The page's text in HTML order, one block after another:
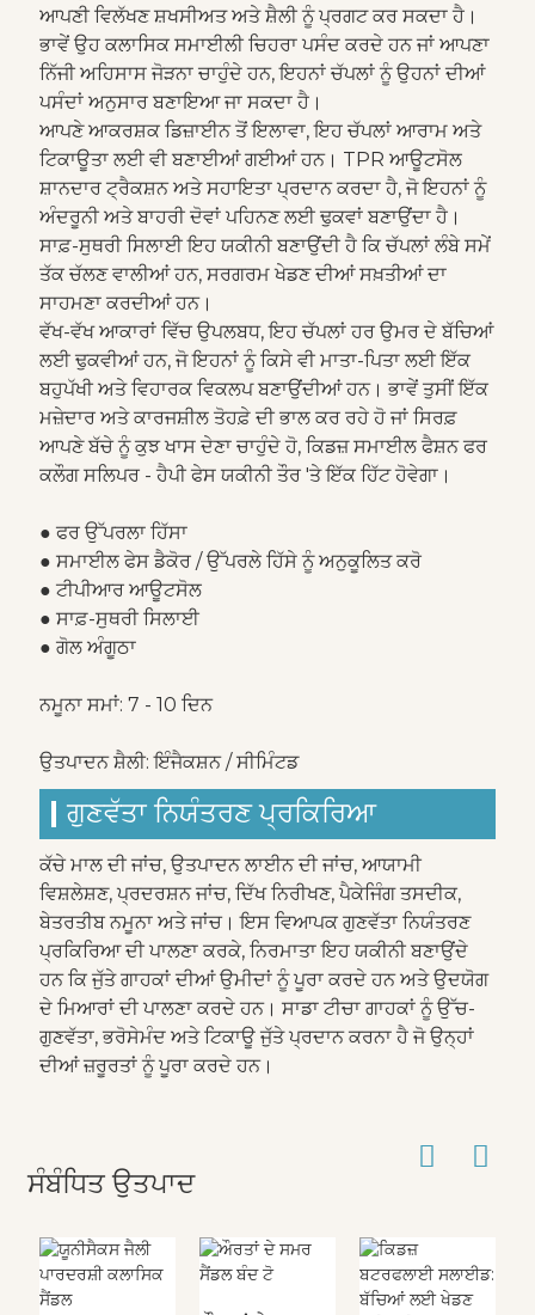
ਆਪਣੀ ਵਿਲੱਖਣ ਸ਼ਖਸੀਅਤ ਅਤੇ ਸ਼ੈਲੀ ਨੂੰ ਪ੍ਰਗਟ ਕਰ ਸਕਦਾ ਹੈ।
ਭਾਵੇਂ ਉਹ ਕਲਾਸਿਕ ਸਮਾਈਲੀ ਚਿਹਰਾ ਪਸੰਦ ਕਰਦੇ ਹਨ ਜਾਂ ਆਪਣਾ
ਨਿੱਜੀ ਅਹਿਸਾਸ ਜੋੜਨਾ ਚਾਹੁੰਦੇ ਹਨ, ਇਹਨਾਂ ਚੱਪਲਾਂ ਨੂੰ ਉਹਨਾਂ ਦੀਆਂ
ਪਸੰਦਾਂ ਅਨੁਸਾਰ ਬਣਾਇਆ ਜਾ ਸਕਦਾ ਹੈ।
ਆਪਣੇ ਆਕਰਸ਼ਕ ਡਿਜ਼ਾਈਨ ਤੋਂ ਇਲਾਵਾ, ਇਹ ਚੱਪਲਾਂ ਆਰਾਮ ਅਤੇ
ਟਿਕਾਊਤਾ ਲਈ ਵੀ ਬਣਾਈਆਂ ਗਈਆਂ ਹਨ। TPR ਆਊਟਸੋਲ
ਸ਼ਾਨਦਾਰ ਟ੍ਰੈਕਸ਼ਨ ਅਤੇ ਸਹਾਇਤਾ ਪ੍ਰਦਾਨ ਕਰਦਾ ਹੈ, ਜੋ ਇਹਨਾਂ ਨੂੰ
ਅੰਦਰੂਨੀ ਅਤੇ ਬਾਹਰੀ ਦੋਵਾਂ ਪਹਿਨਣ ਲਈ ਢੁਕਵਾਂ ਬਣਾਉਂਦਾ ਹੈ।
ਸਾਫ਼-ਸੁਥਰੀ ਸਿਲਾਈ ਇਹ ਯਕੀਨੀ ਬਣਾਉਂਦੀ ਹੈ ਕਿ ਚੱਪਲਾਂ ਲੰਬੇ ਸਮੇਂ
ਤੱਕ ਚੱਲਣ ਵਾਲੀਆਂ ਹਨ, ਸਰਗਰਮ ਖੇਡਣ ਦੀਆਂ ਸਖ਼ਤੀਆਂ ਦਾ
ਸਾਹਮਣਾ ਕਰਦੀਆਂ ਹਨ।
ਵੱਖ-ਵੱਖ ਆਕਾਰਾਂ ਵਿੱਚ ਉਪਲਬਧ, ਇਹ ਚੱਪਲਾਂ ਹਰ ਉਮਰ ਦੇ ਬੱਚਿਆਂ
ਲਈ ਢੁਕਵੀਆਂ ਹਨ, ਜੋ ਇਹਨਾਂ ਨੂੰ ਕਿਸੇ ਵੀ ਮਾਤਾ-ਪਿਤਾ ਲਈ ਇੱਕ
ਬਹੁਪੱਖੀ ਅਤੇ ਵਿਹਾਰਕ ਵਿਕਲਪ ਬਣਾਉਂਦੀਆਂ ਹਨ। ਭਾਵੇਂ ਤੁਸੀਂ ਇੱਕ
ਮਜ਼ੇਦਾਰ ਅਤੇ ਕਾਰਜਸ਼ੀਲ ਤੋਹਫ਼ੇ ਦੀ ਭਾਲ ਕਰ ਰਹੇ ਹੋ ਜਾਂ ਸਿਰਫ਼
ਆਪਣੇ ਬੱਚੇ ਨੂੰ ਕੁਝ ਖਾਸ ਦੇਣਾ ਚਾਹੁੰਦੇ ਹੋ, ਕਿਡਜ਼ ਸਮਾਈਲ ਫੈਸ਼ਨ ਫਰ
ਕਲੌਗ ਸਲਿਪਰ - ਹੈਪੀ ਫੇਸ ਯਕੀਨੀ ਤੌਰ 'ਤੇ ਇੱਕ ਹਿੱਟ ਹੋਵੇਗਾ।
● ਫਰ ਉੱਪਰਲਾ ਹਿੱਸਾ
● ਸਮਾਈਲ ਫੇਸ ਡੈਕੋਰ / ਉੱਪਰਲੇ ਹਿੱਸੇ ਨੂੰ ਅਨੁਕੂਲਿਤ ਕਰੋ
● ਟੀਪੀਆਰ ਆਊਟਸੋਲ
● ਸਾਫ਼-ਸੁਥਰੀ ਸਿਲਾਈ
● ਗੋਲ ਅੰਗੂਠਾ
ਨਮੂਨਾ ਸਮਾਂ: 7 - 10 ਦਿਨ
ਉਤਪਾਦਨ ਸ਼ੈਲੀ: ਇੰਜੈਕਸ਼ਨ / ਸੀਮਿੰਟਡ
ਗੁਣਵੱਤਾ ਨਿਯੰਤਰਣ ਪ੍ਰਕਿਰਿਆ
ਕੱਚੇ ਮਾਲ ਦੀ ਜਾਂਚ, ਉਤਪਾਦਨ ਲਾਈਨ ਦੀ ਜਾਂਚ, ਆਯਾਮੀ
ਵਿਸ਼ਲੇਸ਼ਣ, ਪ੍ਰਦਰਸ਼ਨ ਜਾਂਚ, ਦਿੱਖ ਨਿਰੀਖਣ, ਪੈਕੇਜਿੰਗ ਤਸਦੀਕ,
ਬੇਤਰਤੀਬ ਨਮੂਨਾ ਅਤੇ ਜਾਂਚ। ਇਸ ਵਿਆਪਕ ਗੁਣਵੱਤਾ ਨਿਯੰਤਰਣ
ਪ੍ਰਕਿਰਿਆ ਦੀ ਪਾਲਣਾ ਕਰਕੇ, ਨਿਰਮਾਤਾ ਇਹ ਯਕੀਨੀ ਬਣਾਉਂਦੇ
ਹਨ ਕਿ ਜੁੱਤੇ ਗਾਹਕਾਂ ਦੀਆਂ ਉਮੀਦਾਂ ਨੂੰ ਪੂਰਾ ਕਰਦੇ ਹਨ ਅਤੇ ਉਦਯੋਗ
ਦੇ ਮਿਆਰਾਂ ਦੀ ਪਾਲਣਾ ਕਰਦੇ ਹਨ। ਸਾਡਾ ਟੀਚਾ ਗਾਹਕਾਂ ਨੂੰ ਉੱਚ-
ਗੁਣਵੱਤਾ, ਭਰੋਸੇਮੰਦ ਅਤੇ ਟਿਕਾਊ ਜੁੱਤੇ ਪ੍ਰਦਾਨ ਕਰਨਾ ਹੈ ਜੋ ਉਨ੍ਹਾਂ
ਦੀਆਂ ਜ਼ਰੂਰਤਾਂ ਨੂੰ ਪੂਰਾ ਕਰਦੇ ਹਨ।
ਸੰਬੰਧਿਤ ਉਤਪਾਦ